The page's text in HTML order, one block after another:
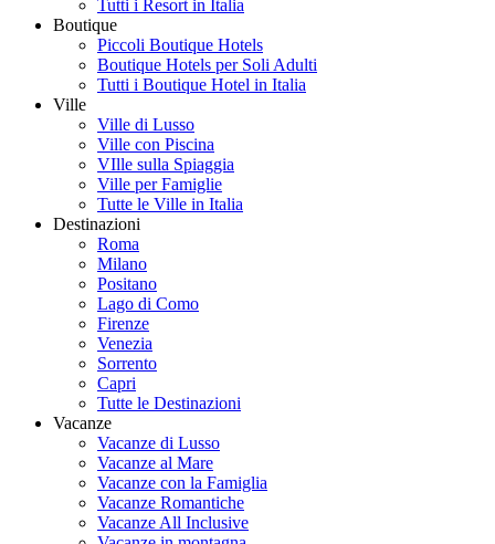
Tutti i Resort in Italia
Boutique
Piccoli Boutique Hotels
Boutique Hotels per Soli Adulti
Tutti i Boutique Hotel in Italia
Ville
Ville di Lusso
Ville con Piscina
VIlle sulla Spiaggia
Ville per Famiglie
Tutte le Ville in Italia
Destinazioni
Roma
Milano
Positano
Lago di Como
Firenze
Venezia
Sorrento
Capri
Tutte le Destinazioni
Vacanze
Vacanze di Lusso
Vacanze al Mare
Vacanze con la Famiglia
Vacanze Romantiche
Vacanze All Inclusive